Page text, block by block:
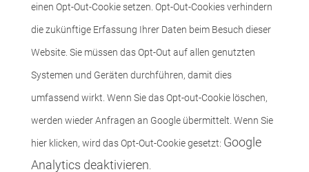
einen Opt-Out-Cookie setzen. Opt-Out-Cookies verhindern
die zukünftige Erfassung Ihrer Daten beim Besuch dieser
Website. Sie müssen das Opt-Out auf allen genutzten
Systemen und Geräten durchführen, damit dies
umfassend wirkt. Wenn Sie das Opt-out-Cookie löschen,
werden wieder Anfragen an Google übermittelt. Wenn Sie
hier klicken, wird das Opt-Out-Cookie gesetzt: Google
Analytics deaktivieren